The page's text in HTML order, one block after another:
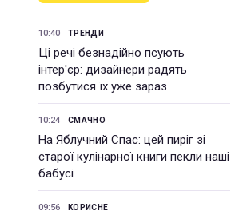
10:40 ТРЕНДИ
Ці речі безнадійно псують
інтер'єр: дизайнери радять
позбутися їх уже зараз
10:24 СМАЧНО
На Яблучний Спас: цей пиріг зі
старої кулінарної книги пекли наші
бабусі
09:56 КОРИСНЕ